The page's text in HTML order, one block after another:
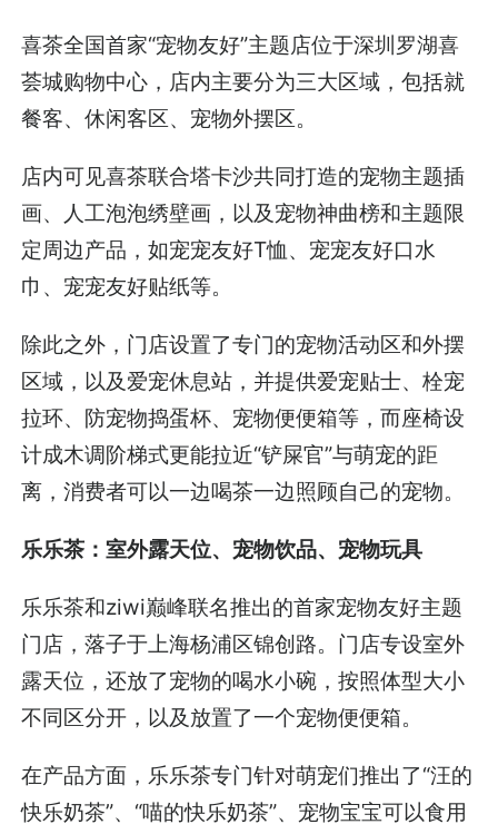
喜茶全国首家“宠物友好”主题店位于深圳罗湖喜
荟城购物中心，店内主要分为三大区域，包括就
餐客、休闲客区、宠物外摆区。
店内可见喜茶联合塔卡沙共同打造的宠物主题插
画、人工泡泡绣壁画，以及宠物神曲榜和主题限
定周边产品，如宠宠友好T恤、宠宠友好口水
巾、宠宠友好贴纸等。
除此之外，门店设置了专门的宠物活动区和外摆
区域，以及爱宠休息站，并提供爱宠贴士、栓宠
拉环、防宠物捣蛋杯、宠物便便箱等，而座椅设
计成木调阶梯式更能拉近“铲屎官”与萌宠的距
离，消费者可以一边喝茶一边照顾自己的宠物。
乐乐茶：室外露天位、宠物饮品、宠物玩具
乐乐茶和ziwi巅峰联名推出的首家宠物友好主题
门店，落子于上海杨浦区锦创路。门店专设室外
露天位，还放了宠物的喝水小碗，按照体型大小
不同区分开，以及放置了一个宠物便便箱。
在产品方面，乐乐茶专门针对萌宠们推出了“汪的
快乐奶茶”、“喵的快乐奶茶”、宠物宝宝可以食用